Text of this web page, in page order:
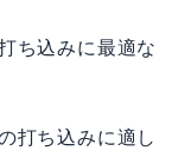
ち込みに最適な
打ち込みに適し